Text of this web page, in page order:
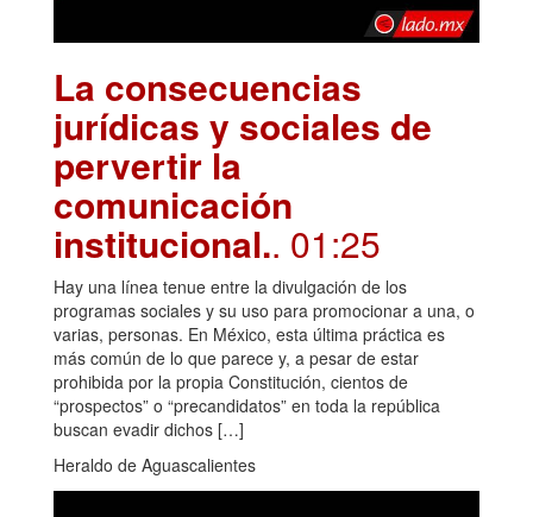
La consecuencias
jurídicas y sociales de
pervertir la
comunicación
institucional.. 01:25
Hay una línea tenue entre la divulgación de los
programas sociales y su uso para promocionar a una, o
varias, personas. En México, esta última práctica es
más común de lo que parece y, a pesar de estar
prohibida por la propia Constitución, cientos de
“prospectos” o “precandidatos” en toda la república
buscan evadir dichos […]
Heraldo de Aguascalientes